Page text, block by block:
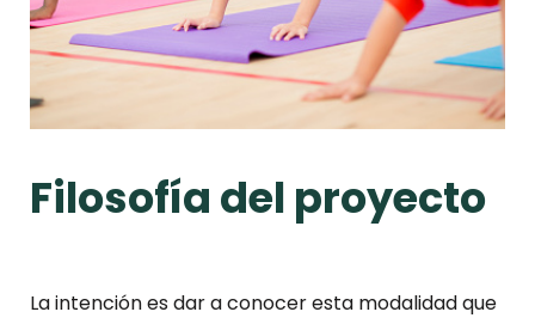
Filosofía del proyecto
La intención es dar a conocer esta modalidad que